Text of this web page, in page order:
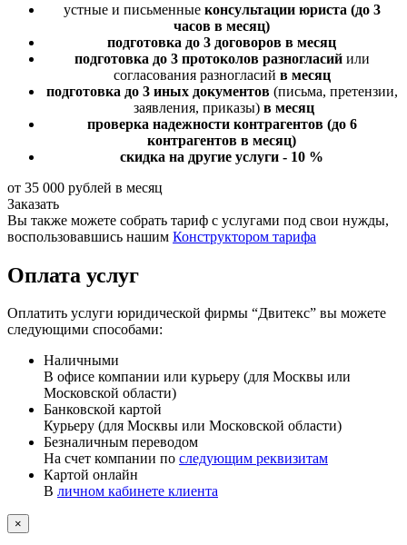
устные и письменные консультации юриста (до 3
часов в месяц)
подготовка до 3 договоров в месяц
подготовка до 3 протоколов разногласийили
согласования разногласий в месяц
подготовка до 3 иных документов(письма, претензии,
заявления, приказы) в месяц
проверка надежности контрагентов (до 6
контрагентов в месяц)
скидка на другие услуги - 10 %
от 35 000 рублей в месяц
Заказать
Вы также можете собрать тариф с услугами под свои нужды,
воспользовавшись нашим Конструктором тарифа
Оплата услуг
Оплатить услуги юридической фирмы “Двитекс” вы можете
следующими способами:
Наличными
В офисе компании или курьеру (для Москвы или
Московской области)
Банковской картой
Курьеру (для Москвы или Московской области)
Безналичным переводом
На счет компании по следующим реквизитам
Картой онлайн
В личном кабинете клиента
×